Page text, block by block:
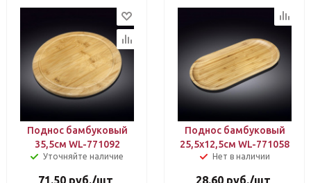
Поднос бамбуковый
35,5см WL-771092
Уточняйте наличие
71.50 руб./шт
Поднос бамбуковый
25,5х12,5см WL-771058
Нет в наличии
28.60 руб./шт